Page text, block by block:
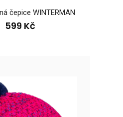
čepice HOWARD je
čepice WINTERMAN
599 Kč